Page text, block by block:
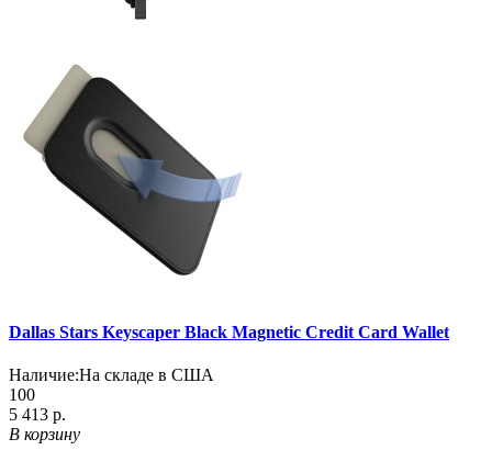
Dallas Stars Keyscaper Black Magnetic Credit Card Wallet
Наличие:На складе в США
100
5 413 р.
В корзину